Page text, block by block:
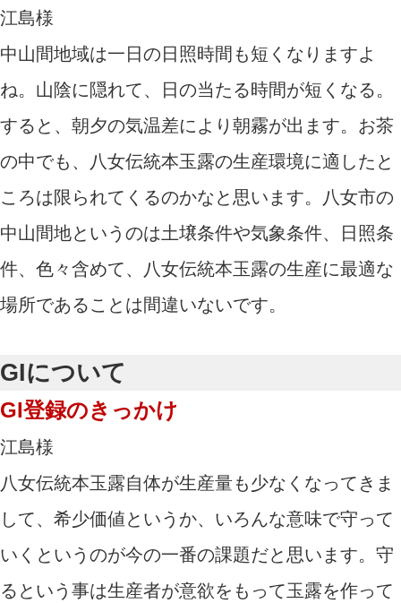
江島様
中山間地域は一日の日照時間も短くなりますよ
ね。山陰に隠れて、日の当たる時間が短くなる。
すると、朝夕の気温差により朝霧が出ます。お茶
の中でも、八女伝統本玉露の生産環境に適したと
ころは限られてくるのかなと思います。八女市の
中山間地というのは土壌条件や気象条件、日照条
件、色々含めて、八女伝統本玉露の生産に最適な
場所であることは間違いないです。
GIについて
GI登録のきっかけ
江島様
八女伝統本玉露自体が生産量も少なくなってきま
して、希少価値というか、いろんな意味で守って
いくというのが今の一番の課題だと思います。守
るという事は生産者が意欲をもって玉露を作って